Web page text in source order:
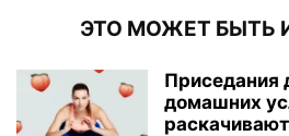
ЭТО МОЖЕТ БЫТЬ
Приседания
домашних